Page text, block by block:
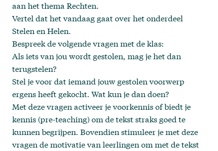
aan het thema Rechten.
Vertel dat het vandaag gaat over het onderdeel
Stelen en Helen.
Bespreek de volgende vragen met de klas:
Als iets van jou wordt gestolen, mag je het dan
terugstelen?
Stel je voor dat iemand jouw gestolen voorwerp
ergens heeft gekocht. Wat kun je dan doen?
Met deze vragen activeer je voorkennis of biedt je
kennis (pre-teaching) om de tekst straks goed te
kunnen begrijpen. Bovendien stimuleer je met deze
vragen de motivatie van leerlingen om met de tekst